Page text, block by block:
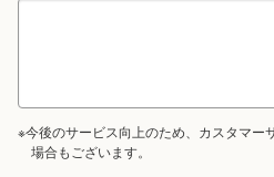
※今後のサービス向上のため、カスタマー
場合もございます。